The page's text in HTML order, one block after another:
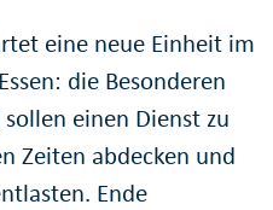
eine neue Einheit im
die Besonderen
einen Dienst zu
Zeiten abdecken und
Ende